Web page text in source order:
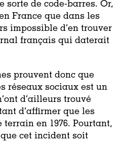
sorte de code-barres. Or,
France que dans les
impossible d’en trouver
français qui daterait
prouvent donc que
réseaux sociaux est un
d’ailleurs trouvé
d’affirmer que les
en 1976. Pourtant,
cet incident soit